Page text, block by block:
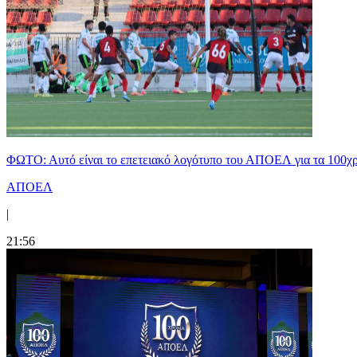
ΦΩΤΟ: Αυτό είναι το επετειακό λογότυπο του ΑΠΟΕΛ για τα
ΑΠΟΕΛ
|
21:56